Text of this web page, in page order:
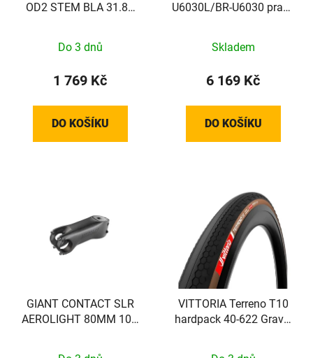
OD2 STEM BLA 31.8X
Do 3 dnů
1 769 Kč
DO KOŠÍKU
U6030L/BR-U6030 pravý
Skladem
6 169 Kč
DO KOŠÍKU
GIANT CONTACT SLR
AEROLIGHT 80MM 10D
VITTORIA Terreno T10
hardpack 40-622 Gravel